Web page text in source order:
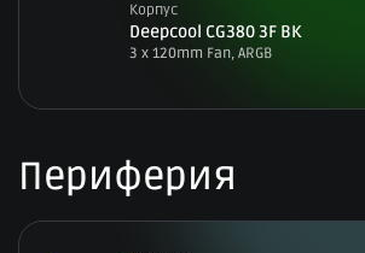
Корпус
Deepcool CG380 3F BK
3 x 120mm Fan, ARGB
Периферия